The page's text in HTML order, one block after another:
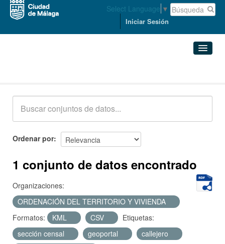
Select Language ▼
Iniciar Sesión
Acerca de
Ordenar por
1 conjunto de datos encontrado
Organizaciones:
ORDENACIÓN DEL TERRITORIO Y VIVIENDA
Formatos:
KML CSV
Etiquetas:
sección censal
geoportal
callejero